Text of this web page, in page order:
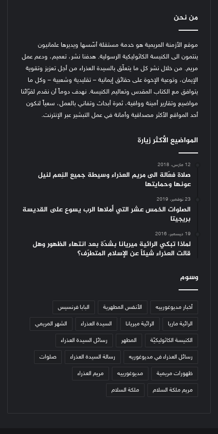
من نحن
موقع الأزمنة المريمية هو خدمة مستقلة أسّسها ويديرها علمانيون
ينتمون الى الكنيسة الكاثوليكية الرسولية. هدفنا نشر، تعميم، ودعم عمل
مريم. من خلال نشر كل ما يتعلّق بالسيدة العذراء من أجل تعزيز وتقوية
الإيمان، وتوعية الإخوة على حقائق إيمانية – تقليدية وشعبية – وكل ما
يتوافق مع الكتاب المقدس وتعاليم الكنيسة. نهدف دوماً أن نقدم لقرّائنا
مواضيع وتقارير أمينة ووافية، ثمرة أبحاث وتفاني بالعمل، سعياً لنكون
أحد المواقع الأكثر مصداقية وأمانة في عمل التبشير عبر الإنترنت.
المواضيع الأكثر زيارة
12 مارس، 2018
صلاة فعّالة الى مريم العذراء وسيطة جميع النِعم لنيل
عونها وحمايتها
23 نوفمبر، 2019
الصلوات الخمس عشر التي أملاها الرب يسوع على القديسة
بريجيتا
19 ديسمبر، 2016
لماذا تبكي الرائية ميريانا بشدّة بعد انتهاء الظهور وهل
قالت العذراء شيئاً عن الإسلام المتطرّف؟
وسوم
أخبار مديوغورييه الأنفس المطهرية البابا فرنسيس
الرائية ماريا الرائية ميريانا السيدة العذراء الشهر المريمي
الكنيسة الكاثوليكيّة المطهر رسائل السيدة العذراء
رسائل العذراء في مديوغوريه رسالة السيدة العذراء صلوات
ظهورات مريمية مديوغورييه مريم العذراء
مريم ملكة السلام ملكة السلام